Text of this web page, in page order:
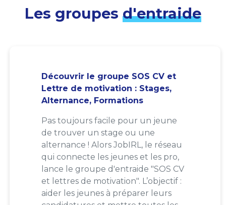
Les groupes d'entraide
Découvrir le groupe SOS CV et
Lettre de motivation : Stages,
Alternance, Formations
Pas toujours facile pour un jeune
de trouver un stage ou une
alternance ! Alors JobIRL, le réseau
qui connecte les jeunes et les pro,
lance le groupe d'entraide "SOS CV
et lettres de motivation". L’objectif :
aider les jeunes à préparer leurs